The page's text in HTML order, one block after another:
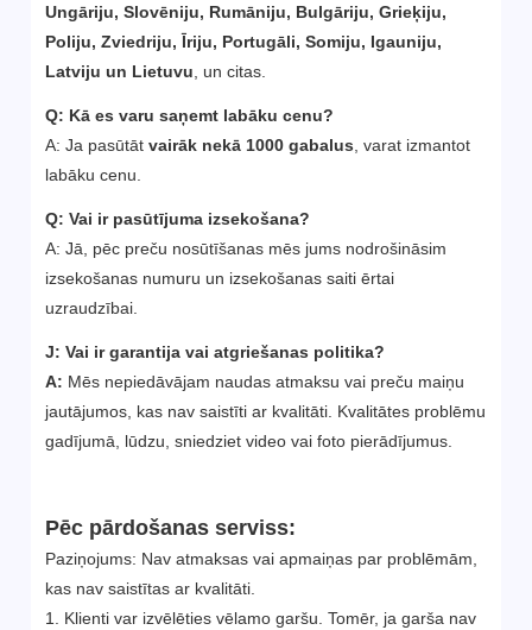
Ungāriju, Slovēniju, Rumāniju, Bulgāriju, Grieķiju,
Poliju, Zviedriju, Īriju, Portugāli, Somiju, Igauniju,
Latviju un Lietuvu , un citas.
Q: Kā es varu saņemt labāku cenu?
A: Ja pasūtātvairāk nekā 1000 gabalus , varat izmantot
labāku cenu.
Q: Vai ir pasūtījuma izsekošana?
A: Jā, pēc preču nosūtīšanas mēs jums nodrošināsim
izsekošanas numuru un izsekošanas saiti ērtai
uzraudzībai.
J: Vai ir garantija vai atgriešanas politika?
A: Mēs nepiedāvājam naudas atmaksu vai preču maiņu
jautājumos, kas nav saistīti ar kvalitāti. Kvalitātes problēmu
gadījumā, lūdzu, sniedziet video vai foto pierādījumus.
Pēc pārdošanas serviss:
Paziņojums: Nav atmaksas vai apmaiņas par problēmām,
kas nav saistītas ar kvalitāti.
1. Klienti var izvēlēties vēlamo garšu. Tomēr, ja garša nav